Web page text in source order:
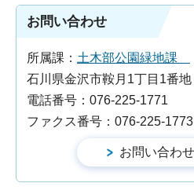
お問い合わせ
所属課： 土木部公園緑地課
石川県金沢市鞍月1丁目1番地
電話番号：076-225-1771
ファクス番号：076-225-1773